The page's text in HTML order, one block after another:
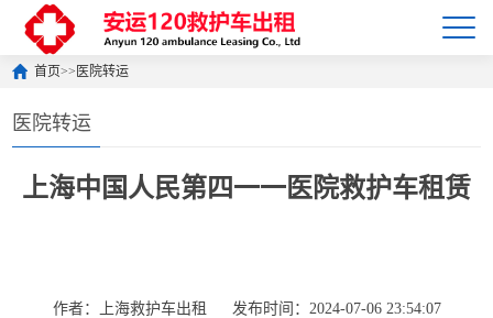
首页>> 医院转运
医院转运
上海中国人民第四一一医院救护车租赁
作者：上海救护车出租
发布时间：2024-07-06 23:54:07